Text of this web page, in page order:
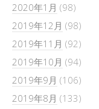
2020年1月 (98)
2019年12月 (98)
2019年11月 (92)
2019年10月 (94)
2019年9月 (106)
2019年8月 (133)